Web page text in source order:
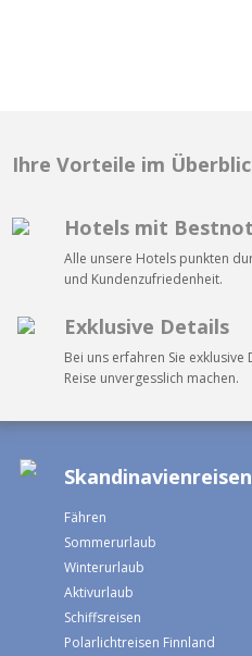
Ihre Vorteile im
Hotels mit
Alle unsere Hotels punkten
und Kundenzufriedenheit.
Exklusive Details
Bei uns erfahren Sie exklusive
Reise unvergesslich machen.
Skandinavienreisen
Fähren
Sommerurlaub
Winterurlaub
Aktivurlaub
Schiffsreisen
Polarlichtreisen Finnland